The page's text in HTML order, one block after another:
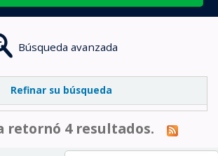
Búsqueda avanzada
Refinar su búsqueda
retornó 4 resultados.